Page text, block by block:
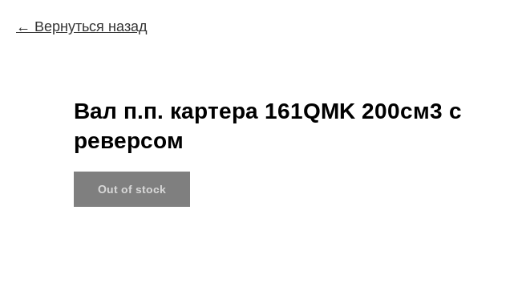
Вернуться назад
Вал п.п. картера 161QMK 200см3 с
реверсом
Out of stock